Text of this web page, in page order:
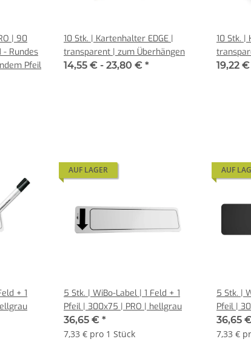
| 90
- Rundes
Pfeil
10 Stk. | Kartenhalter EDGE |
transparent | zum Überhängen
14,55 € - 23,80 € *
10 Stk. |
19,22
+ 1
AUF LAGER
5 Stk. | WiBo-Label | 1 Feld + 1
Pfeil | 300x75 | PRO | hellgrau
36,65 € *
7,33 € pro 1 Stück
AUF
5 Stk. |
Pfeil |
36,65
7,33 €